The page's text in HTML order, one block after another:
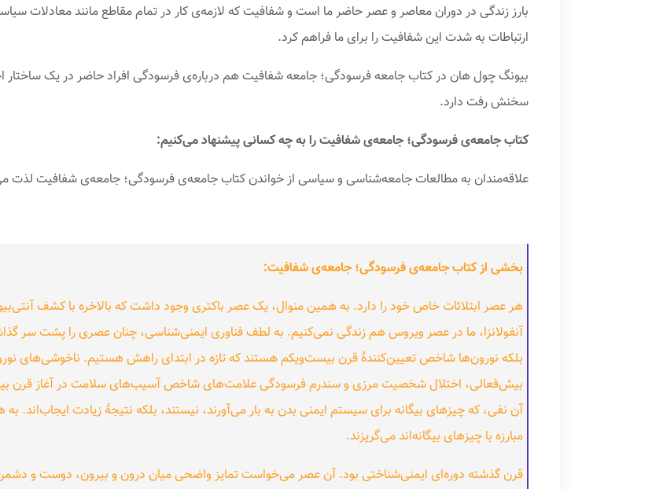
بارز زندگی در دوران معاصر و عصر حاضر ما است و شفافیت که لازمه‌ی کار در تمام مقاطع مانند معادلات
ارتباطات به شدت این شفافیت را برای ما فراهم کرد.
بیونگ چول هان در کتاب جامعه فرسودگی؛ جامعه شفافیت هم درباره‌ی فرسودگی افراد حاضر در یک
سخنش رفت دارد.
کتاب جامعه‌ی فرسودگی؛ جامعه‌ی شفافیت را به چه کسانی پیشنهاد می‌کنیم:
علاقه‌مندان به مطالعات جامعه‌شناسی و سیاسی از خواندن کتاب جامعه‌ی فرسودگی؛ جامعه‌ی شفافیت لذت
بخشی از کتاب جامعه‌ی فرسودگی؛ جامعه‌ی شفافیت:
هر عصر ابتلائات خاص خود را دارد. به همین منوال، یک عصر باکتری وجود داشت که بالاخره با کشف
آنفولانزا، ما در عصر ویروس هم زندگی نمی‌کنیم. به لطف فناوری ایمنی‌شناسی، چنان عصری را پشت سر
بلکه نورون‌ها شاخص تعیین‌کنندهٔ قرن بیست‌ویکم هستند که تازه در ابتدای راهش هستیم. ناخوشی‌های
بیش‌فعالی، اختلال شخصیت مرزی و سندرم فرسودگی علامت‌های شاخص آسیب‌های سلامت در آغاز قرن
آن نفی، که چیزهای بیگانه برای سیستم ایمنی بدن به بار می‌آورند، نیستند، بلکه نتیجهٔ زیادت ایجاب‌اند.
مبارزه با چیزهای بیگانه‌اند می‌گریزند.
قرن گذشته دوره‌ای ایمنی‌شناختی بود. آن عصر می‌خواست تمایز واضحی میان درون و بیرون، دوست و